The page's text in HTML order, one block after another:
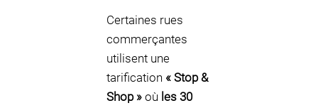
Certaines rues
commerçantes
utilisent une
tarification « Stop &
Shop » où les 30